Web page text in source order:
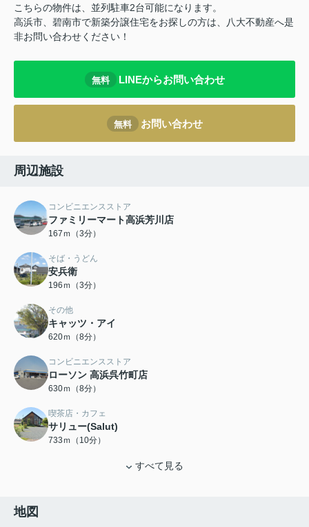
こちらの物件は、並列駐車2台可能になります。
高浜市、碧南市で新築分譲住宅をお探しの方は、八大不動産へ是
非お問い合わせください！
無料 LINEからお問い合わせ
無料 お問い合わせ
周辺施設
コンビニエンスストア
ファミリーマート高浜芳川店
167ｍ（3分）
そば・うどん
安兵衛
196ｍ（3分）
その他
キャッツ・アイ
620ｍ（8分）
コンビニエンスストア
ローソン 高浜呉竹町店
630ｍ（8分）
喫茶店・カフェ
サリュー(Salut)
733ｍ（10分）
すべて見る
地図